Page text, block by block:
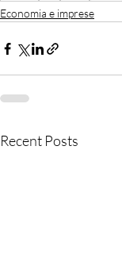
Economia e imprese
Recent Posts